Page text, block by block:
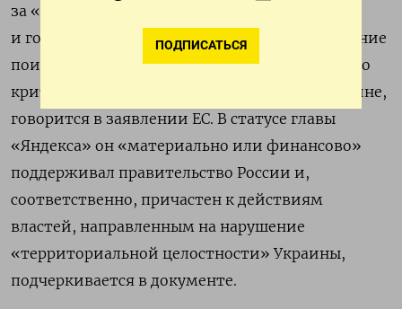
ПОДПИСАТЬСЯ
за «продвижение государственных медиа»
и государственной повестки в поиске, снижение
поисковой выдачи для контента, содержащего
критику властей, в том числе о войне в Украине,
говорится в заявлении ЕС. В статусе главы
«Яндекса» он «материально или финансово»
поддерживал правительство России и,
соответственно, причастен к действиям
властей, направленным на нарушение
«территориальной целостности» Украины,
подчеркивается в документе.